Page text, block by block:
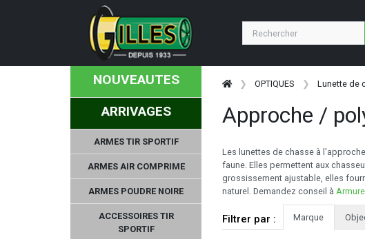
NOUVEAUTES
ARRIVAGES
ARMES TIR SPORTIF
ARMES AIR COMPRIME
ARMES POUDRE NOIRE
ACCESSOIRES TIR
SPORTIF
OPTIQUES Lunette de
Approche /
Les lunettes de chasse à
faune. Elles permettent aux
grossissement ajustable, elles
naturel. Demandez conseil à
Filtrer par : Marque